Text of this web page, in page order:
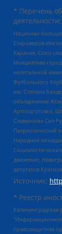
* Перечень
деятельности:
Национал-
Староверов-
Карачая, Союз
Инициатива
нелегальной
Футбольного
им. Степана
объединение
Артподготовка,
Славянских Сил
Патриотический
Народное
движение,
депутатов
Источник:
* Реестр
Калининградская региональная общественная организация "Экозащита!-Женсовет", Фонд содействия защите прав и свобод граждан "Общественный вердикт", Фонд "Институт Развития Свободы Информации", Частное учреждение "Информационное агентство МЕМО. РУ", Региональная общественная организация "Общественная комиссия по сохранению наследия академика Сахарова", Фонд поддержки свободы прессы, Санкт-Петербургская общественная правозащитная организация "Гражданский контроль", Межрегиональная общественная организация "Информационно-просветительский центр "Мемориал", Региональный Фонд "Центр Защиты Прав Средств Массовой Информации", с 05.12.2023 Фонд "Центр Защиты Прав Средств массовой информации", Региональная общественная благотворительная организация помощи